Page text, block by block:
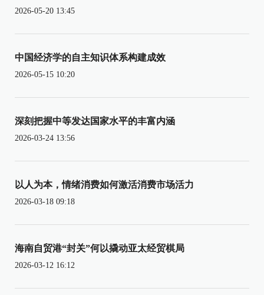
2026-05-20 13:45
中国经济学的自主知识体系构建成效
2026-05-15 10:20
深刻把握中等发达国家水平的丰富内涵
2026-03-24 13:56
以人为本，情绪消费如何激活消费市场活力
2026-03-18 09:18
海南自贸港“封关”何以撬动亚太经贸棋局
2026-03-12 16:12